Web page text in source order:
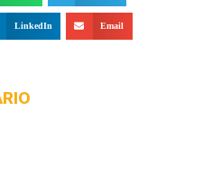
LinkedIn Email